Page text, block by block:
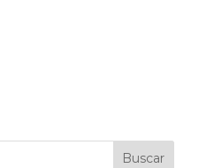
Buscar